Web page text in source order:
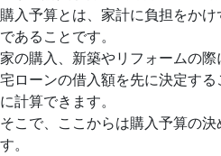
購入予算とは、家計に負担をか
であることです。
家の購入、新築やリフォームの
宅ローンの借入額を先に決定す
に計算できます。
そこで、ここからは購入予算の
す。